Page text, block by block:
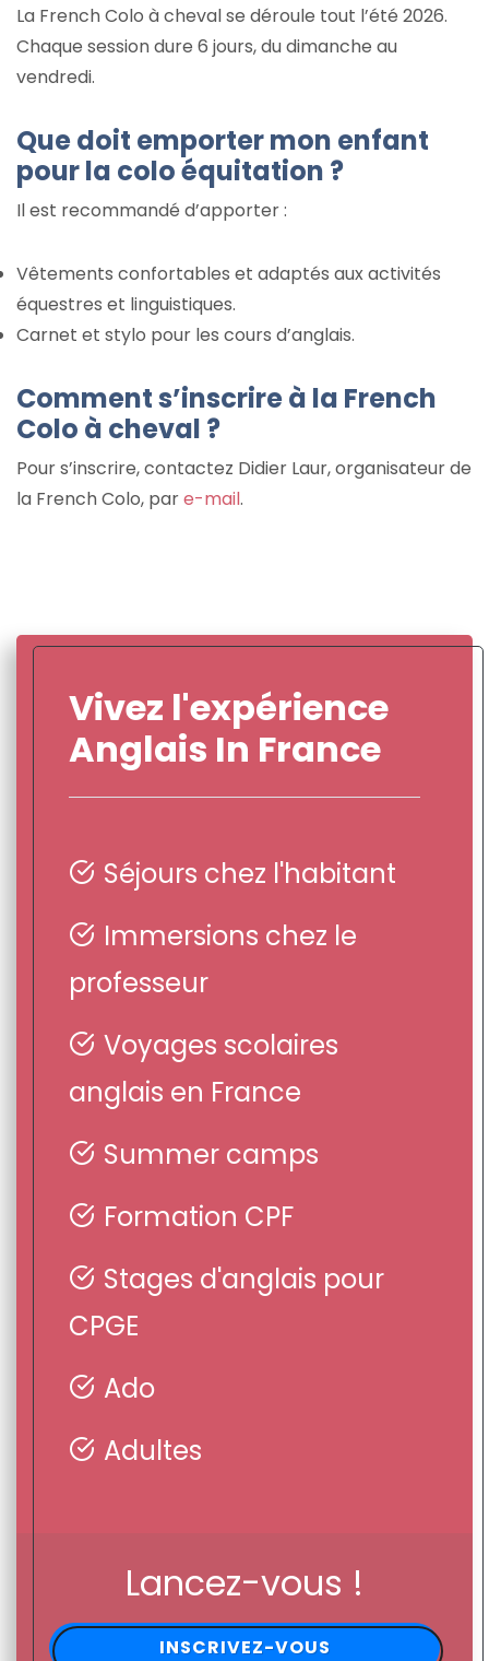
La French Colo à cheval se déroule tout l’été 2026.
Chaque session dure 6 jours, du dimanche au
vendredi.
Que doit emporter mon enfant
pour la colo équitation ?
Il est recommandé d’apporter :
Vêtements confortables et adaptés aux activités
équestres et linguistiques.
Carnet et stylo pour les cours d’anglais.
Comment s’inscrire à la French
Colo à cheval ?
Pour s’inscrire, contactez Didier Laur, organisateur de
la French Colo, pare-mail.
Vivez l'expérience
Anglais In France
Séjours chez l'habitant
Immersions chez le
professeur
Voyages scolaires
anglais en France
Summer camps
Formation CPF
Stages d'anglais pour
CPGE
Ado
Adultes
Lancez-vous !
INSCRIVEZ-VOUS